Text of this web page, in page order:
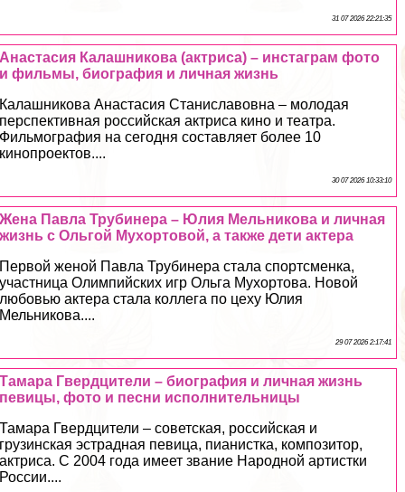
31 07 2026 22:21:35
Анастасия Калашникова (актриса) – инстаграм фото
и фильмы, биография и личная жизнь
Калашникова Анастасия Станиславовна – молодая
перспективная российская актриса кино и театра.
Фильмография на сегодня составляет более 10
кинопроектов....
30 07 2026 10:33:10
Жена Павла Трубинера – Юлия Мельникова и личная
жизнь с Ольгой Мухортовой, а также дети актера
Первой женой Павла Трубинера стала спортсменка,
участница Олимпийских игр Ольга Мухортова. Новой
любовью актера стала коллега по цеху Юлия
Мельникова....
29 07 2026 2:17:41
Тамара Гвердцители – биография и личная жизнь
певицы, фото и песни исполнительницы
Тамара Гвердцители – советская, российская и
грузинская эстрадная певица, пианистка, композитор,
актриса. С 2004 года имеет звание Народной артистки
России....